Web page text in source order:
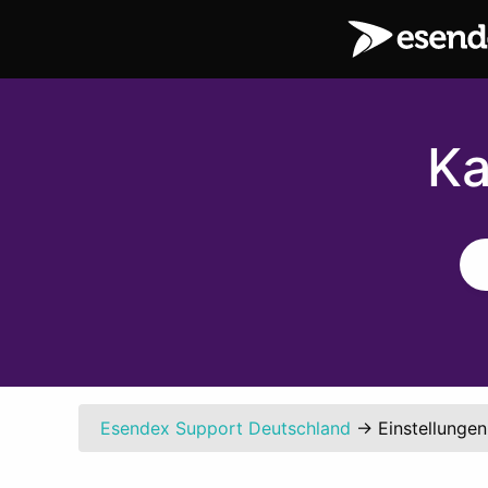
Esendex Support Deutschland → Einstellungen